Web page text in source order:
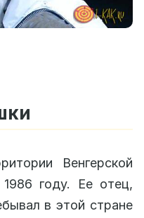
Венгерской
году. Ее отец,
в этой стране